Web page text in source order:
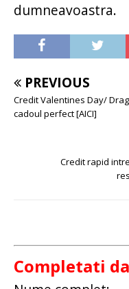
dumneavoastra.
PREVIOUS
Credit Valentines Day/
cadoul perfect [AICI]
Credit rapid
Completati